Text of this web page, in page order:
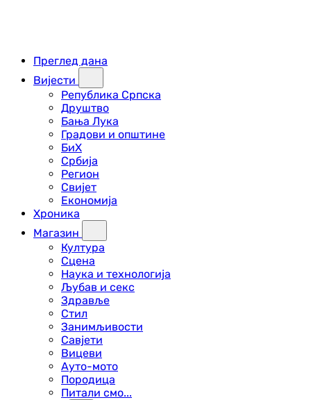
Преглед дана
Вијести
Република Српска
Друштво
Бања Лука
Градови и општине
БиХ
Србија
Регион
Свијет
Економија
Хроника
Магазин
Култура
Сцена
Наука и технологија
Љубав и секс
Здравље
Стил
Занимљивости
Савјети
Вицеви
Ауто-мото
Породица
Питали смо...